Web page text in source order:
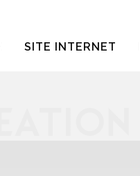
SITE INTERNET